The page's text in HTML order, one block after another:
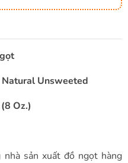
Natural Unsweeted
Oz.)
sản xuất đồ ngọt hàng